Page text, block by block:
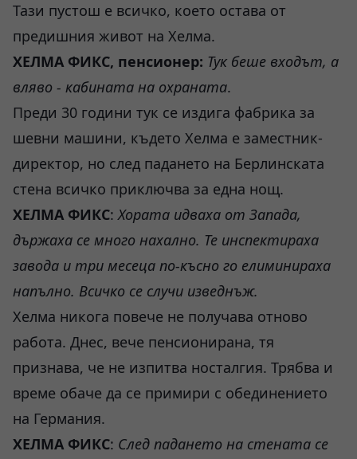
Тази пустош е всичко, което остава от
предишния живот на Хелма.
ХЕЛМА ФИКС, пенсионер: Тук беше входът, а
вляво - кабината на охраната.
Преди 30 години тук се издига фабрика за
шевни машини, където Хелма е заместник-
директор, но след падането на Берлинската
стена всичко приключва за една нощ.
ХЕЛМА ФИКС:Хората идваха от Запада,
държаха се много нахално. Те инспектираха
завода и три месеца по-късно го елиминираха
напълно. Всичко се случи изведнъж.
Хелма никога повече не получава отново
работа. Днес, вече пенсионирана, тя
признава, че не изпитва носталгия. Трябва и
време обаче да се примири с обединението
на Германия.
ХЕЛМА ФИКС: След падането на стената се